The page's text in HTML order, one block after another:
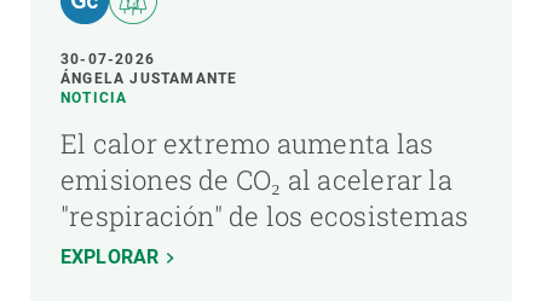
30-07-2026
ÁNGELA JUSTAMANTE
NOTICIA
El calor extremo aumenta las
emisiones de CO₂ al acelerar la
"respiración" de los ecosistemas
EXPLORAR